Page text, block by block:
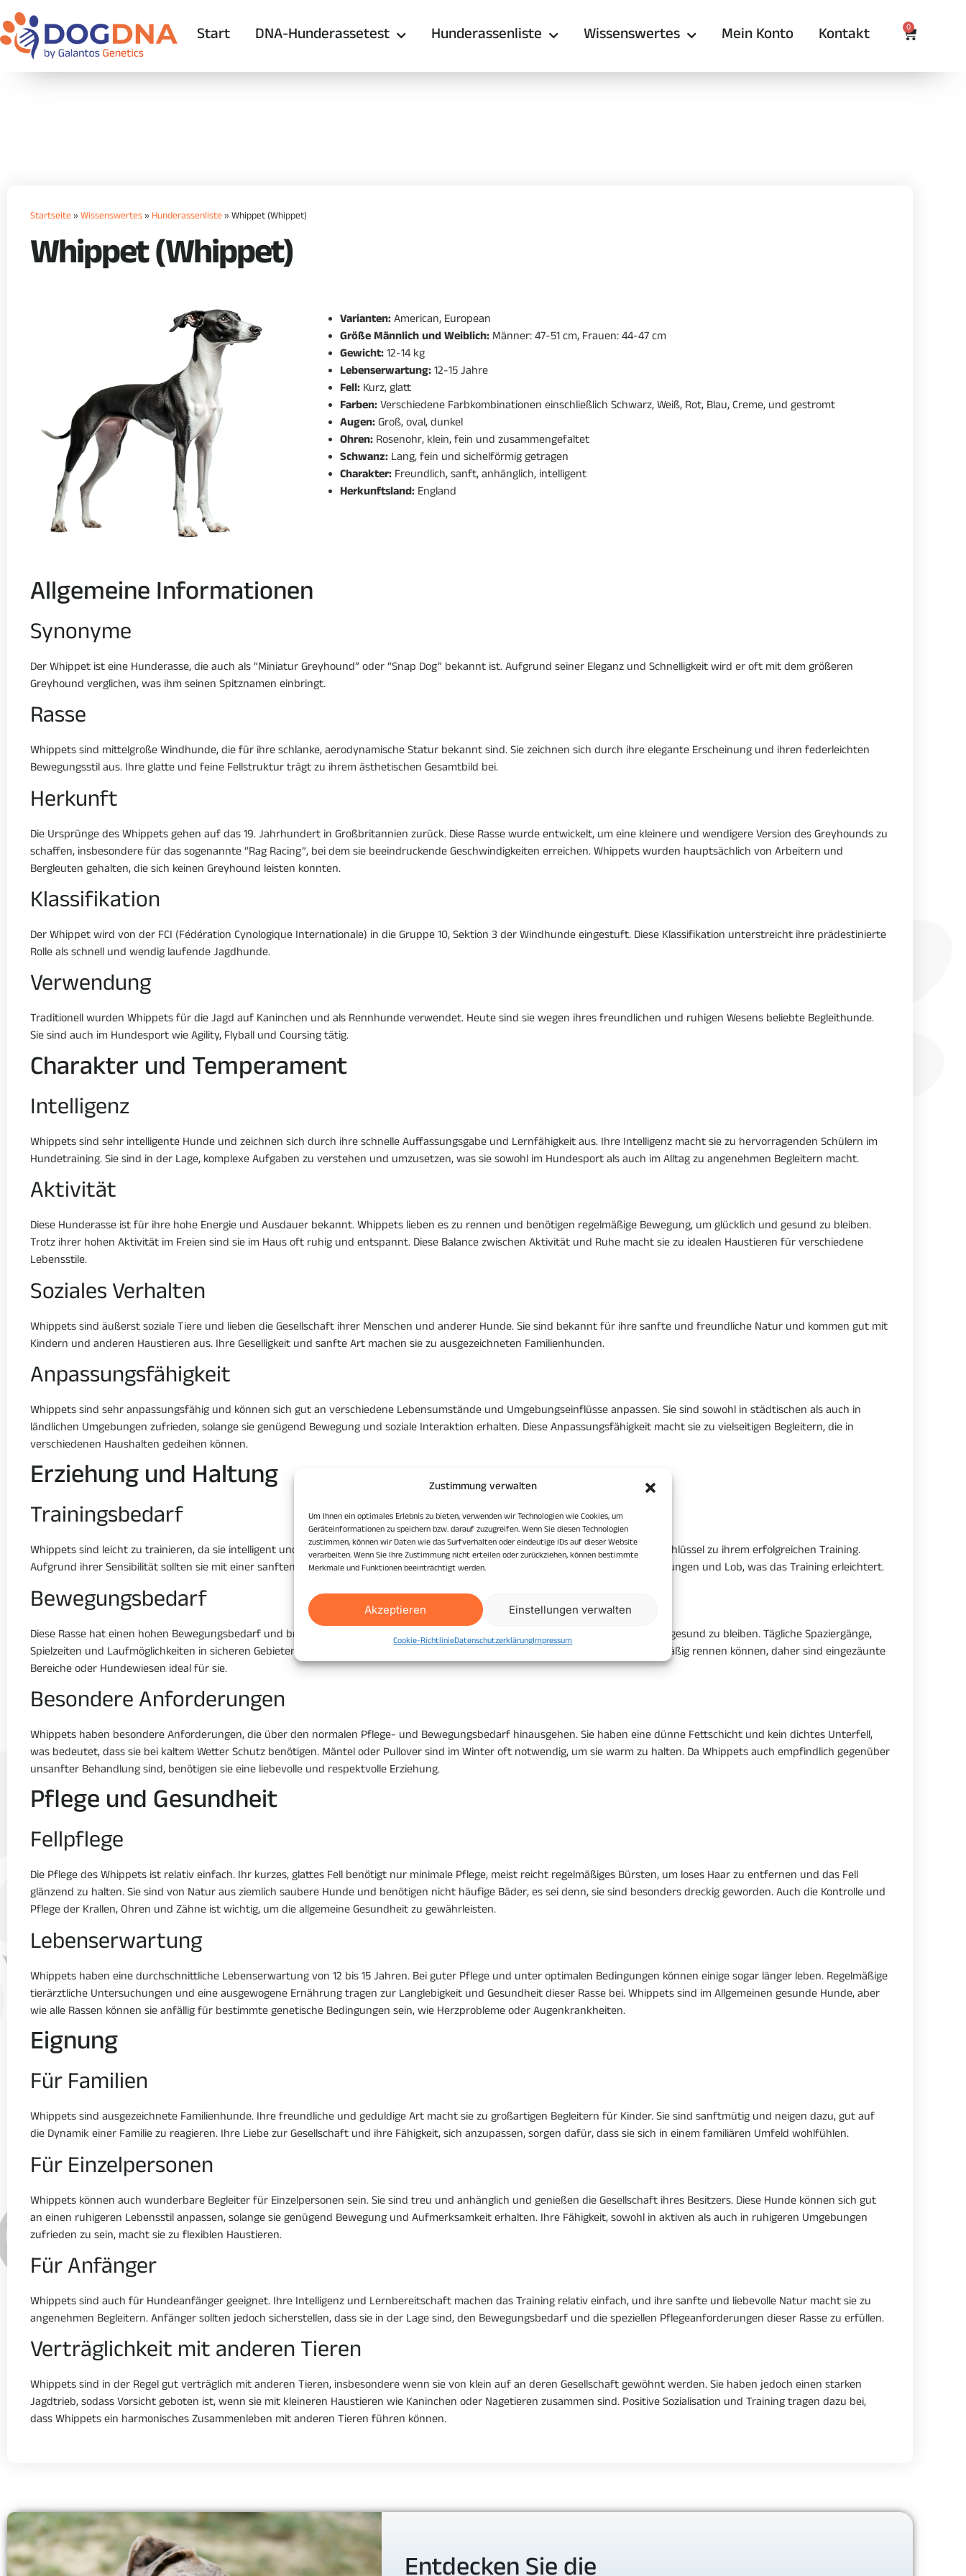
Zustimmung verwalten
Um Ihnen ein optimales Erlebnis zu bieten, verwenden wir Technologien wie Cookies, um
Geräteinformationen zu speichern bzw. darauf zuzugreifen. Wenn Sie diesen Technologien
zustimmen, können wir Daten wie das Surfverhalten oder eindeutige IDs auf dieser Website
verarbeiten. Wenn Sie Ihre Zustimmung nicht erteilen oder zurückziehen, können bestimmte
Merkmale und Funktionen beeinträchtigt werden.
Akzeptieren Einstellungen verwalten
Cookie-RichtlinieDatenschutzerklärungImpressum
Start DNA-Hunderassetest Hunderassenliste Wissenswertes Mein Konto Kontakt 0
Startseite»Wissenswertes» Hunderassenliste»Whippet (Whippet)
Whippet (Whippet)
Varianten:American, European
Größe Männlich und Weiblich:Männer: 47-51 cm, Frauen: 44-47 cm
Gewicht:12-14 kg
Lebenserwartung:12-15 Jahre
Fell:Kurz, glatt
Farben:Verschiedene Farbkombinationen einschließlich Schwarz, Weiß, Rot, Blau, Creme, und gestromt
Augen:Groß, oval, dunkel
Ohren:Rosenohr, klein, fein und zusammengefaltet
Schwanz:Lang, fein und sichelförmig getragen
Charakter:Freundlich, sanft, anhänglich, intelligent
Herkunftsland:England
Allgemeine Informationen
Synonyme
Der Whippet ist eine Hunderasse, die auch als “Miniatur Greyhound” oder “Snap Dog” bekannt ist. Aufgrund seiner Eleganz und Schnelligkeit wird er oft mit dem größeren
Greyhound verglichen, was ihm seinen Spitznamen einbringt.
Rasse
Whippets sind mittelgroße Windhunde, die für ihre schlanke, aerodynamische Statur bekannt sind. Sie zeichnen sich durch ihre elegante Erscheinung und ihren federleichten
Bewegungsstil aus. Ihre glatte und feine Fellstruktur trägt zu ihrem ästhetischen Gesamtbild bei.
Herkunft
Die Ursprünge des Whippets gehen auf das 19. Jahrhundert in Großbritannien zurück. Diese Rasse wurde entwickelt, um eine kleinere und wendigere Version des Greyhounds zu
schaffen, insbesondere für das sogenannte “Rag Racing”, bei dem sie beeindruckende Geschwindigkeiten erreichen. Whippets wurden hauptsächlich von Arbeitern und
Bergleuten gehalten, die sich keinen Greyhound leisten konnten.
Klassifikation
Der Whippet wird von der FCI (Fédération Cynologique Internationale) in die Gruppe 10, Sektion 3 der Windhunde eingestuft. Diese Klassifikation unterstreicht ihre prädestinierte
Rolle als schnell und wendig laufende Jagdhunde.
Verwendung
Traditionell wurden Whippets für die Jagd auf Kaninchen und als Rennhunde verwendet. Heute sind sie wegen ihres freundlichen und ruhigen Wesens beliebte Begleithunde.
Sie sind auch im Hundesport wie Agility, Flyball und Coursing tätig.
Charakter und Temperament
Intelligenz
Whippets sind sehr intelligente Hunde und zeichnen sich durch ihre schnelle Auffassungsgabe und Lernfähigkeit aus. Ihre Intelligenz macht sie zu hervorragenden Schülern im
Hundetraining. Sie sind in der Lage, komplexe Aufgaben zu verstehen und umzusetzen, was sie sowohl im Hundesport als auch im Alltag zu angenehmen Begleitern macht.
Aktivität
Diese Hunderasse ist für ihre hohe Energie und Ausdauer bekannt. Whippets lieben es zu rennen und benötigen regelmäßige Bewegung, um glücklich und gesund zu bleiben.
Trotz ihrer hohen Aktivität im Freien sind sie im Haus oft ruhig und entspannt. Diese Balance zwischen Aktivität und Ruhe macht sie zu idealen Haustieren für verschiedene
Lebensstile.
Soziales Verhalten
Whippets sind äußerst soziale Tiere und lieben die Gesellschaft ihrer Menschen und anderer Hunde. Sie sind bekannt für ihre sanfte und freundliche Natur und kommen gut mit
Kindern und anderen Haustieren aus. Ihre Geselligkeit und sanfte Art machen sie zu ausgezeichneten Familienhunden.
Anpassungsfähigkeit
Whippets sind sehr anpassungsfähig und können sich gut an verschiedene Lebensumstände und Umgebungseinflüsse anpassen. Sie sind sowohl in städtischen als auch in
ländlichen Umgebungen zufrieden, solange sie genügend Bewegung und soziale Interaktion erhalten. Diese Anpassungsfähigkeit macht sie zu vielseitigen Begleitern, die in
verschiedenen Haushalten gedeihen können.
Erziehung und Haltung
Trainingsbedarf
Whippets sind leicht zu trainieren, da sie intelligent und lernfreudig sind. Positive Verstärkungsmethoden und Konsistenz sind der Schlüssel zu ihrem erfolgreichen Training.
Aufgrund ihrer Sensibilität sollten sie mit einer sanften, aber bestimmten Hand geführt werden. Whippets reagieren gut auf Belohnungen und Lob, was das Training erleichtert.
Bewegungsbedarf
Diese Rasse hat einen hohen Bewegungsbedarf und braucht regelmäßige, intensive Bewegungseinheiten, um körperlich und geistig gesund zu bleiben. Tägliche Spaziergänge,
Spielzeiten und Laufmöglichkeiten in sicheren Gebieten sind für sie unerlässlich. Whippets sind besonders glücklich, wenn sie regelmäßig rennen können, daher sind eingezäunte
Bereiche oder Hundewiesen ideal für sie.
Besondere Anforderungen
Whippets haben besondere Anforderungen, die über den normalen Pflege- und Bewegungsbedarf hinausgehen. Sie haben eine dünne Fettschicht und kein dichtes Unterfell,
was bedeutet, dass sie bei kaltem Wetter Schutz benötigen. Mäntel oder Pullover sind im Winter oft notwendig, um sie warm zu halten. Da Whippets auch empfindlich gegenüber
unsanfter Behandlung sind, benötigen sie eine liebevolle und respektvolle Erziehung.
Pflege und Gesundheit
Fellpflege
Die Pflege des Whippets ist relativ einfach. Ihr kurzes, glattes Fell benötigt nur minimale Pflege, meist reicht regelmäßiges Bürsten, um loses Haar zu entfernen und das Fell
glänzend zu halten. Sie sind von Natur aus ziemlich saubere Hunde und benötigen nicht häufige Bäder, es sei denn, sie sind besonders dreckig geworden. Auch die Kontrolle und
Pflege der Krallen, Ohren und Zähne ist wichtig, um die allgemeine Gesundheit zu gewährleisten.
Lebenserwartung
Whippets haben eine durchschnittliche Lebenserwartung von 12 bis 15 Jahren. Bei guter Pflege und unter optimalen Bedingungen können einige sogar länger leben. Regelmäßige
tierärztliche Untersuchungen und eine ausgewogene Ernährung tragen zur Langlebigkeit und Gesundheit dieser Rasse bei. Whippets sind im Allgemeinen gesunde Hunde, aber
wie alle Rassen können sie anfällig für bestimmte genetische Bedingungen sein, wie Herzprobleme oder Augenkrankheiten.
Eignung
Für Familien
Whippets sind ausgezeichnete Familienhunde. Ihre freundliche und geduldige Art macht sie zu großartigen Begleitern für Kinder. Sie sind sanftmütig und neigen dazu, gut auf
die Dynamik einer Familie zu reagieren. Ihre Liebe zur Gesellschaft und ihre Fähigkeit, sich anzupassen, sorgen dafür, dass sie sich in einem familiären Umfeld wohlfühlen.
Für Einzelpersonen
Whippets können auch wunderbare Begleiter für Einzelpersonen sein. Sie sind treu und anhänglich und genießen die Gesellschaft ihres Besitzers. Diese Hunde können sich gut
an einen ruhigeren Lebensstil anpassen, solange sie genügend Bewegung und Aufmerksamkeit erhalten. Ihre Fähigkeit, sowohl in aktiven als auch in ruhigeren Umgebungen
zufrieden zu sein, macht sie zu flexiblen Haustieren.
Für Anfänger
Whippets sind auch für Hundeanfänger geeignet. Ihre Intelligenz und Lernbereitschaft machen das Training relativ einfach, und ihre sanfte und liebevolle Natur macht sie zu
angenehmen Begleitern. Anfänger sollten jedoch sicherstellen, dass sie in der Lage sind, den Bewegungsbedarf und die speziellen Pflegeanforderungen dieser Rasse zu erfüllen.
Verträglichkeit mit anderen Tieren
Whippets sind in der Regel gut verträglich mit anderen Tieren, insbesondere wenn sie von klein auf an deren Gesellschaft gewöhnt werden. Sie haben jedoch einen starken
Jagdtrieb, sodass Vorsicht geboten ist, wenn sie mit kleineren Haustieren wie Kaninchen oder Nagetieren zusammen sind. Positive Sozialisation und Training tragen dazu bei,
dass Whippets ein harmonisches Zusammenleben mit anderen Tieren führen können.